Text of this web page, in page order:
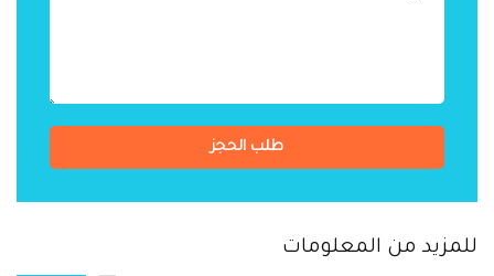
طلب الحجز
للمزيد من المعلومات